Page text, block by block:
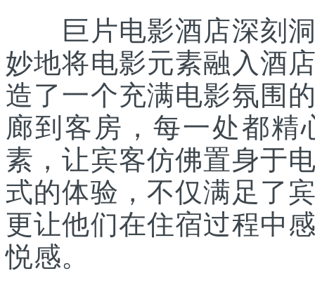
巨片电影酒店深刻洞
妙地将电影元素融入酒
造了一个充满电影氛围
廊到客房，每一处都精
素，让宾客仿佛置身于
式的体验，不仅满足了
更让他们在住宿过程中
悦感。